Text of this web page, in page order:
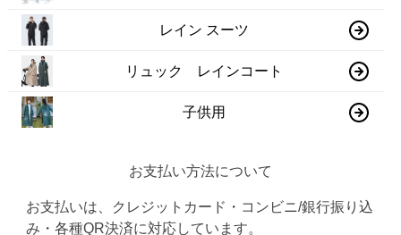
レイン スーツ
リュック レインコート
子供用
お支払い方法について
お支払いは、クレジットカード・コンビニ/銀行振り込
み・各種QR決済に対応しています。